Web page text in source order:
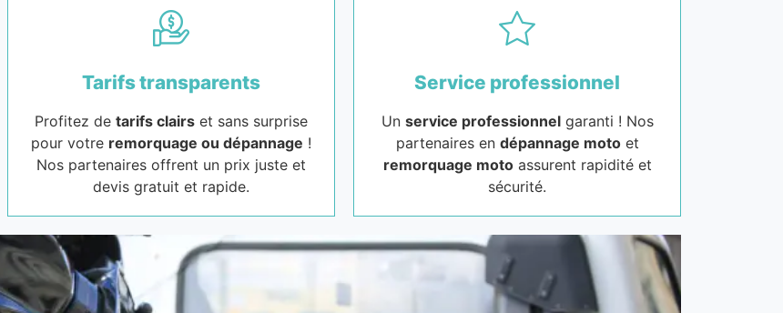
Tarifs transparents
Profitez de tarifs clairs et sans surprise
pour votre remorquage ou dépannage !
Nos partenaires offrent un prix juste et
devis gratuit et rapide.
Service professionnel
Un service professionnelgaranti ! Nos
partenaires en dépannage motoet
remorquage motoassurent rapidité et
sécurité.